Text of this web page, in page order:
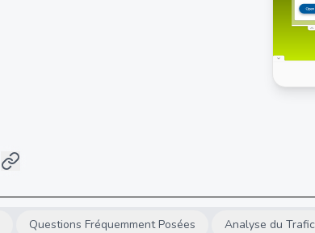
Questions Fréquemment Posées Analyse du Trafic